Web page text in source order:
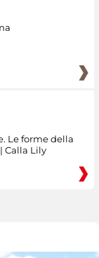
Le forme della
Calla Lily